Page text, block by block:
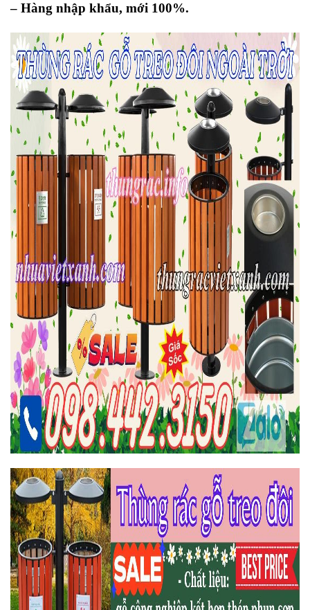
– Hàng nhập khẩu, mới 100%.